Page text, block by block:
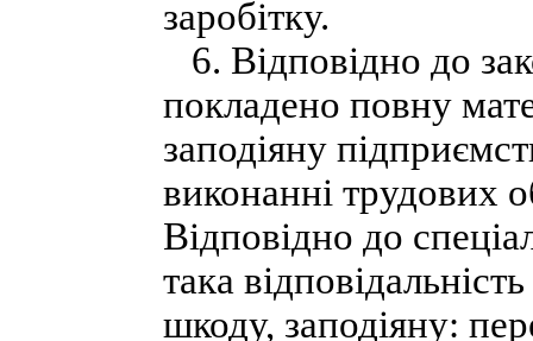
заробітку.
6. Відповідно до
покладено повну
заподіяну
виконанні трудових
Відповідно до
така
шкоду, заподіяну: